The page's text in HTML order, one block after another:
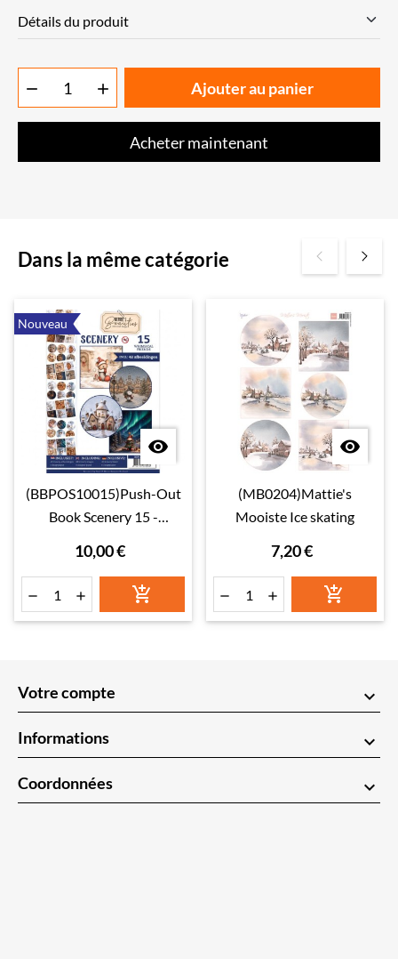
Détails du produit
  Ajouter au panier
Acheter maintenant
Dans la même catégorie
Nouveau

(BBPOS10015)Push-Out
Book Scenery 15 -
10,00 €
  

(MB0204)Mattie's
Mooiste Ice skating
7,20 €
  
Votre compte keyboard_arrow_down
Informations keyboard_arrow_down
Coordonnées keyboard_arrow_down